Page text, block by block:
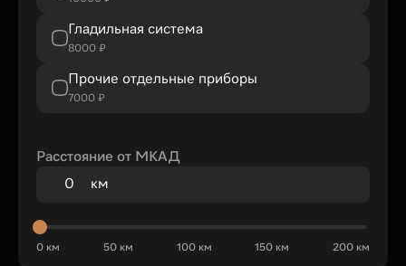
Гладильная система
8000 ₽
Прочие отдельные приборы
7000 ₽
Расстояние от МКАД
км
0 км 50 км 100 км 150 км 200 км